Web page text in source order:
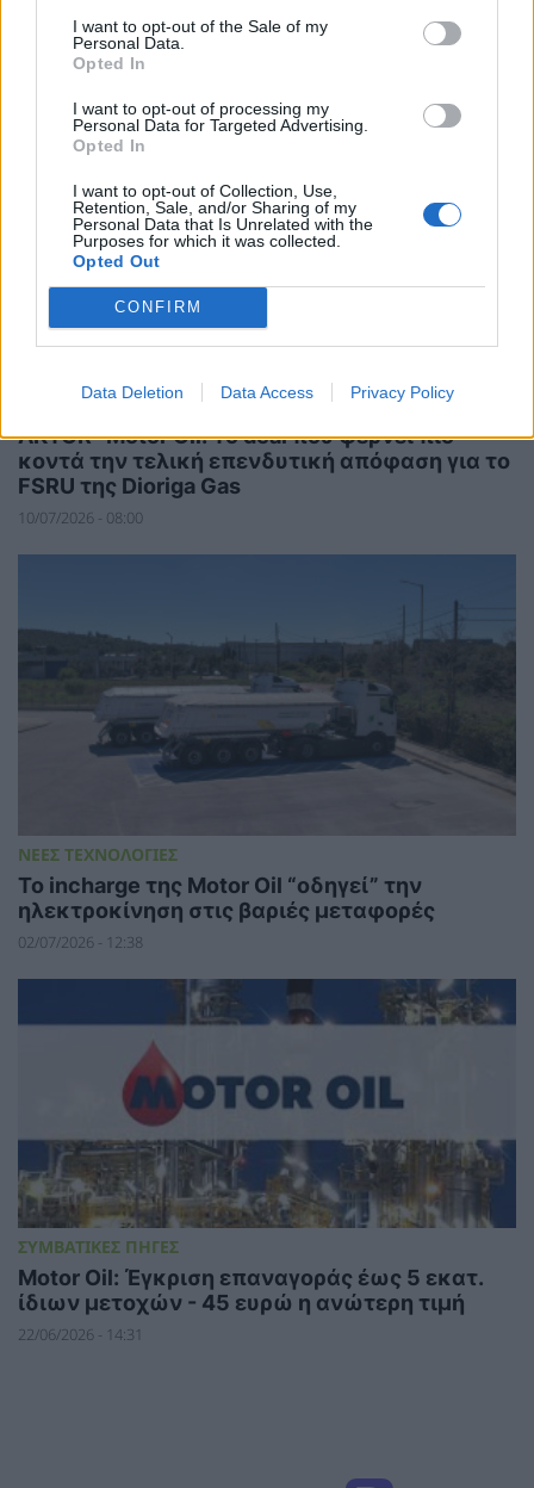
I want to opt-out of the Sale of my
Personal Data.
Opted In
I want to opt-out of processing my
Personal Data for Targeted Advertising.
Opted In
I want to opt-out of Collection, Use,
Retention, Sale, and/or Sharing of my
Personal Data that Is Unrelated with the
Purposes for which it was collected.
Opted Out
CONFIRM
Data Deletion Data Access Privacy Policy
14/07/2026 - 15:51
ΣΥΜΒΑΤΙΚΕΣ ΠΗΓΕΣ
ΑKTOR- Motor Oil: Το deal που φέρνει πιο
κοντά την τελική επενδυτική απόφαση για το
FSRU της Dioriga Gas
10/07/2026 - 08:00
ΝΕΕΣ ΤΕΧΝΟΛΟΓΙΕΣ
Το incharge της Motor Oil “οδηγεί” την
ηλεκτροκίνηση στις βαριές μεταφορές
02/07/2026 - 12:38
ΣΥΜΒΑΤΙΚΕΣ ΠΗΓΕΣ
Motor Oil: Έγκριση επαναγοράς έως 5 εκατ.
ίδιων μετοχών - 45 ευρώ η ανώτερη τιμή
22/06/2026 - 14:31